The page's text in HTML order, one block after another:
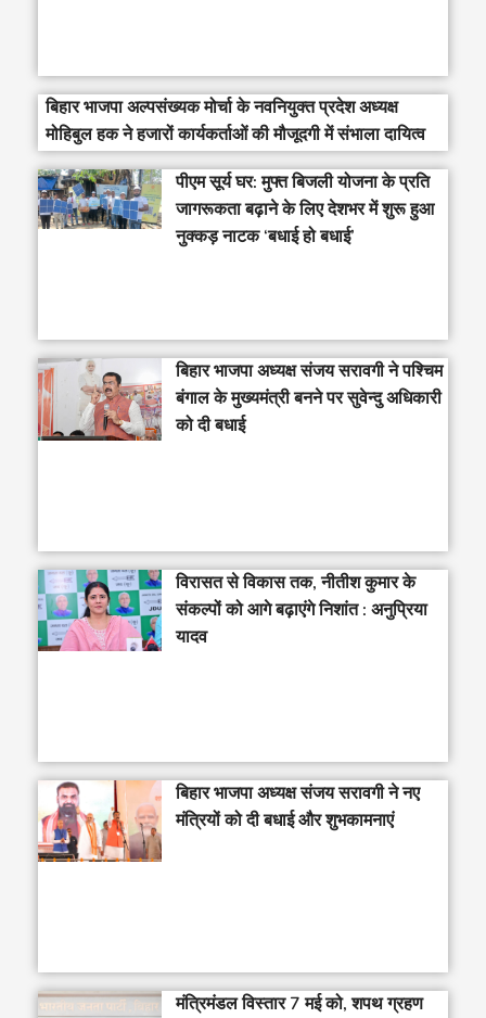
बिहार भाजपा अल्पसंख्यक मोर्चा के नवनियुक्त प्रदेश अध्यक्ष
मोहिबुल हक ने हजारों कार्यकर्ताओं की मौजूदगी में संभाला दायित्व
पीएम सूर्य घर: मुफ्त बिजली योजना के प्रति
जागरूकता बढ़ाने के लिए देशभर में शुरू हुआ
नुक्कड़ नाटक ‘बधाई हो बधाई’
‎बिहार भाजपा अध्यक्ष संजय सरावगी ने पश्चिम
बंगाल के मुख्यमंत्री बनने पर सुवेन्दु अधिकारी
को दी बधाई
विरासत से विकास तक, नीतीश कुमार के
संकल्पों को आगे बढ़ाएंगे निशांत : अनुप्रिया
यादव
बिहार भाजपा अध्यक्ष संजय सरावगी ने नए
मंत्रियों को दी बधाई और शुभकामनाएं
मंत्रिमंडल विस्तार 7 मई को, शपथ ग्रहण